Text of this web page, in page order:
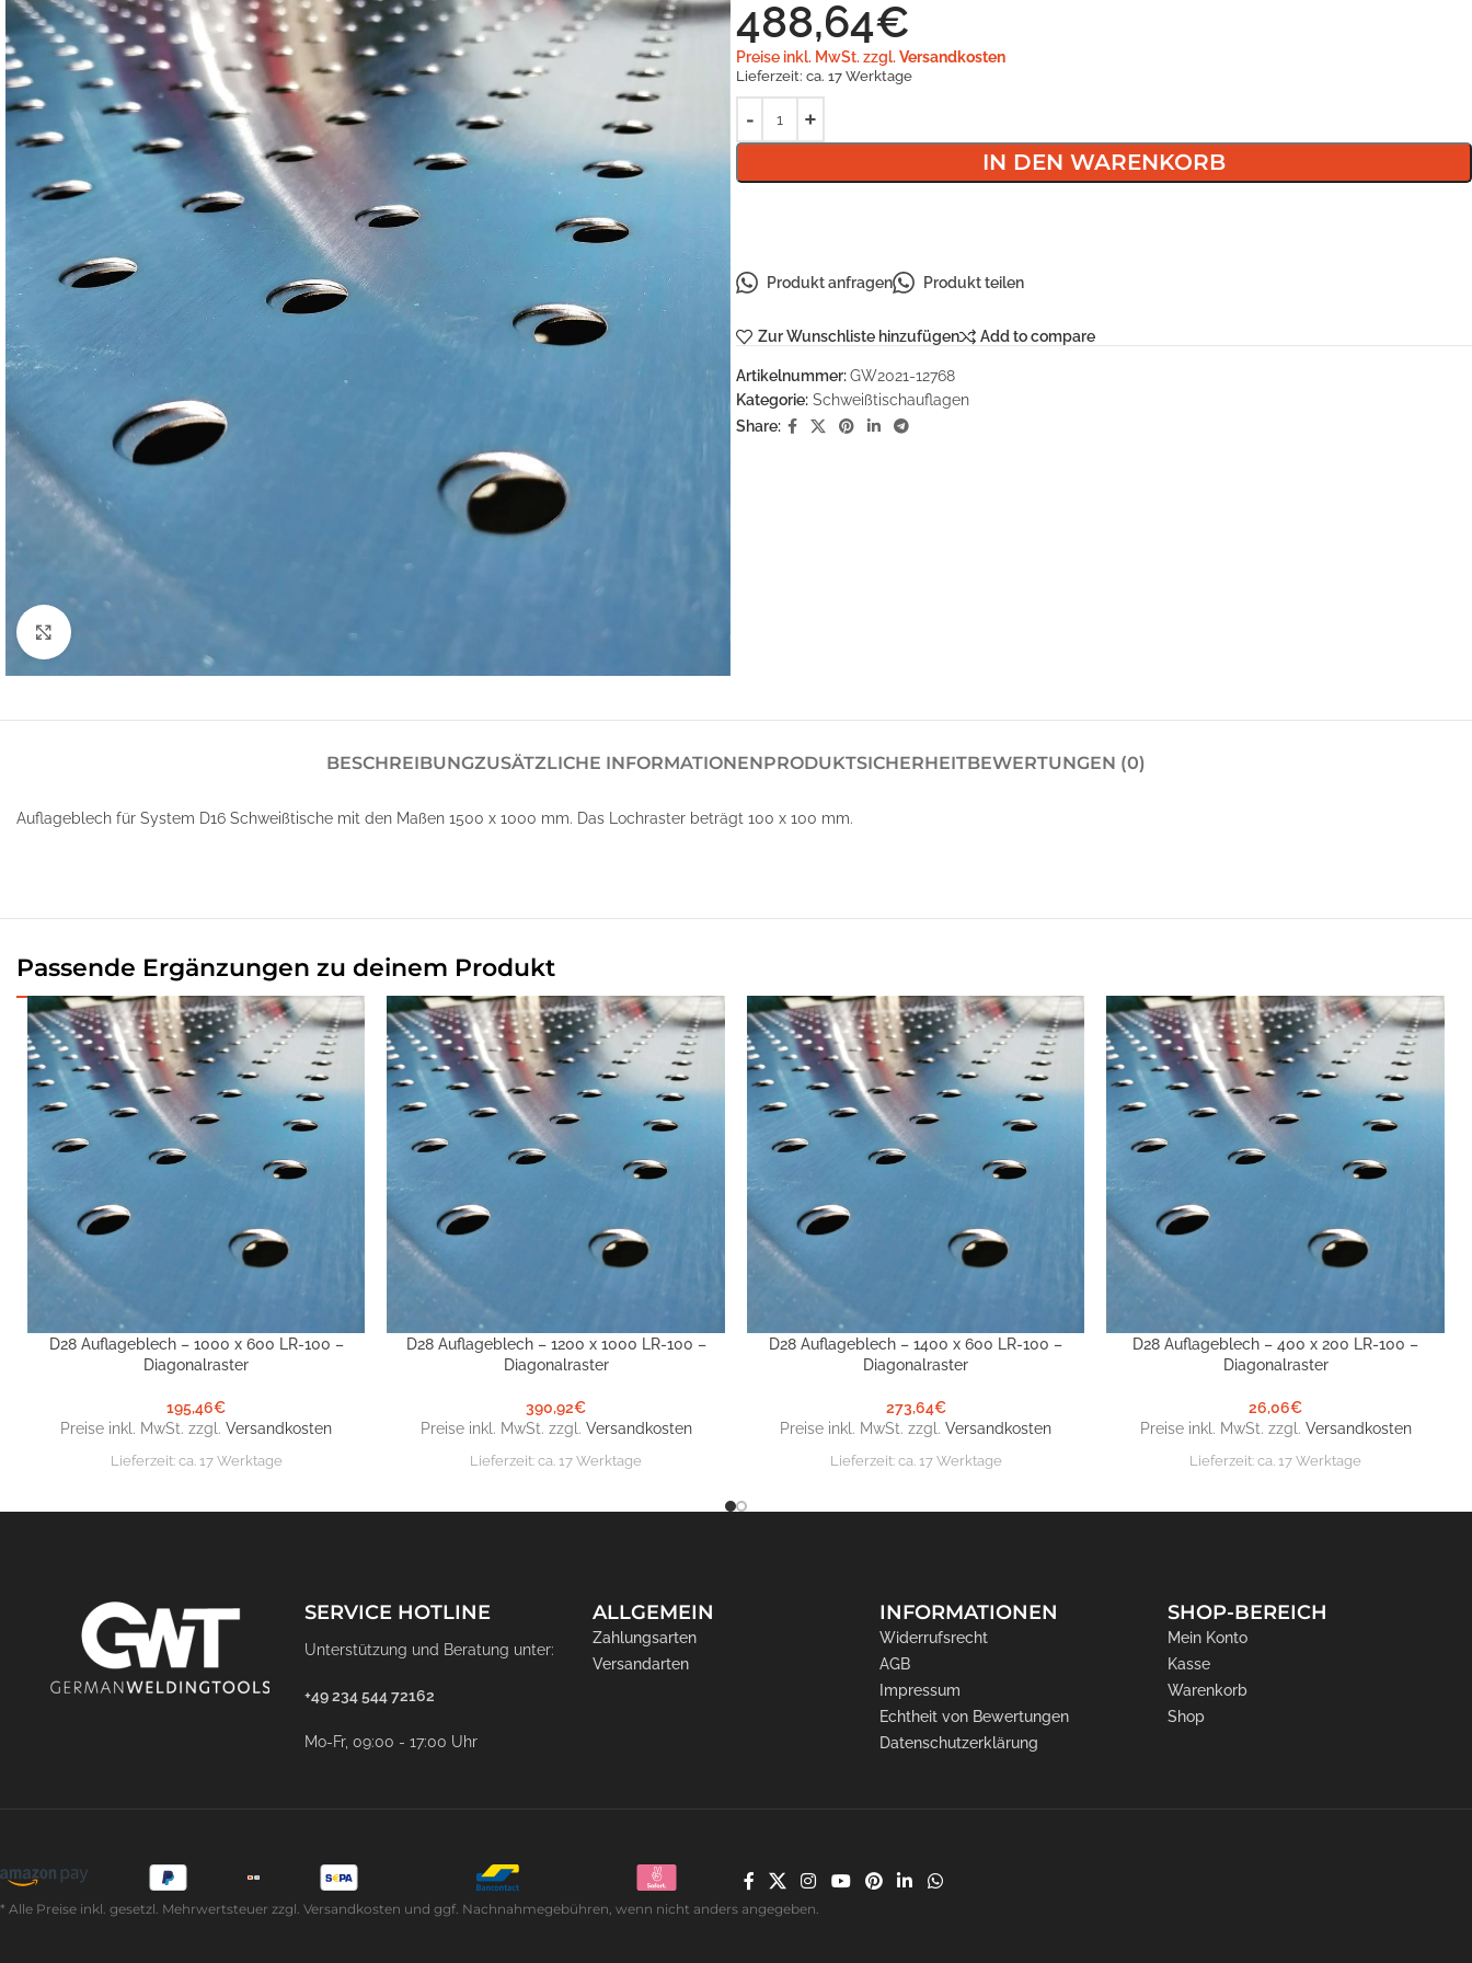
488,64€
Preise inkl. MwSt. zzgl. Versandkosten
Lieferzeit: ca. 17 Werktage
IN DEN WARENKORB
Produkt anfragen Produkt teilen
Zur Wunschliste hinzufügen Add to compare
Artikelnummer:GW2021-12768
Kategorie: Schweißtischauflagen
Share:
BESCHREIBUNGZUSÄTZLICHE INFORMATIONENPRODUKTSICHERHEITBEWERTUNGEN (0)
Auflageblech für System D16 Schweißtische mit den Maßen 1500 x 1000 mm. Das Lochraster beträgt 100 x 100 mm.
Passende Ergänzungen zu deinem Produkt
IN DEN WARENKORB
D28 Auflageblech – 1000 x 600 LR-100 –
Diagonalraster
195,46€
Preise inkl. MwSt. zzgl.Versandkosten
Lieferzeit: ca. 17 Werktage
IN DEN WARENKORB
D28 Auflageblech – 1200 x 1000 LR-100 –
Diagonalraster
390,92€
Preise inkl. MwSt. zzgl. Versandkosten
Lieferzeit:ca. 17 Werktage
IN DEN WARENKORB
D28 Auflageblech – 1400 x 600 LR-100 –
Diagonalraster
273,64€
Preise inkl. MwSt. zzgl.Versandkosten
Lieferzeit: ca. 17 Werktage
IN DEN WARENKORB
D28 Auflageblech – 400 x 200 LR-100 –
Diagonalraster
26,06€
Preise inkl. MwSt. zzgl. Versandkosten
Lieferzeit:ca. 17 Werktage
SERVICE HOTLINE
Unterstützung und Beratung unter:
+49 234 544 72162
Mo-Fr, 09:00 - 17:00 Uhr
ALLGEMEIN
Zahlungsarten
Versandarten
INFORMATIONEN
Widerrufsrecht
AGB
Impressum
Echtheit von Bewertungen
Datenschutzerklärung
SHOP-BEREICH
Mein Konto
Kasse
Warenkorb
Shop
* Alle Preise inkl. gesetzl. Mehrwertsteuer zzgl. Versandkosten und ggf. Nachnahmegebühren, wenn nicht anders angegeben.